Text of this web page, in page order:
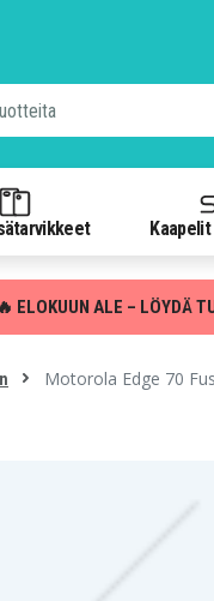
ELOKUUN ALE – LÖYDÄ
Motorola Edge 70